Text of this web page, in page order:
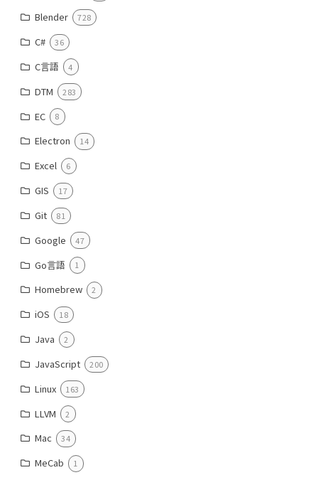
Blender 728
C# 36
C言語 4
DTM 283
EC 8
Electron 14
Excel 6
GIS 17
Git 81
Google 47
Go言語 1
Homebrew 2
iOS 18
Java 2
JavaScript 200
Linux 163
LLVM 2
Mac 34
MeCab 1